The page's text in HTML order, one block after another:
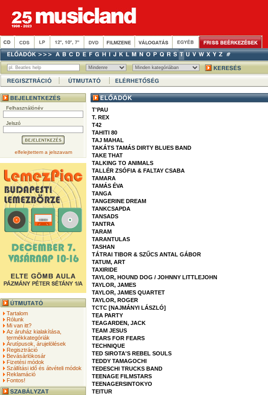
Felhasználónév
Jelszó
elfelejtettem a jelszavam
Tartalom
Rólunk
Mi van itt?
Az áruház kialakítása,
termékkategóriák
Árutípusok, árujelölések
Regisztráció
Bevásárlókosár
Fizetési módok
Szállítási idő és átvételi módok
Reklamáció
Fontos!
T'PAU
T. REX
T42
TAHITI 80
TAJ MAHAL
TAKÁTS TAMÁS DIRTY BLUES BAND
TAKE THAT
TALKING TO ANIMALS
TALLÉR ZSÓFIA & FALTAY CSABA
TAMARA
TAMÁS ÉVA
TANGA
TANGERINE DREAM
TANKCSAPDA
TANSADS
TANTRA
TARAM
TARANTULAS
TASHAN
TÁTRAI TIBOR & SZŰCS ANTAL GÁBOR
TATUM, ART
TAXIRIDE
TAYLOR, HOUND DOG / JOHNNY LITTLEJOHN
TAYLOR, JAMES
TAYLOR, JAMES QUARTET
TAYLOR, ROGER
TCTC [NAJMÁNYI LÁSZLÓ]
TEA PARTY
TEAGARDEN, JACK
TEAM JESUS
TEARS FOR FEARS
TECHNIQUE
TED SIROTA'S REBEL SOULS
TEDDY TAMAGOCHI
TEDESCHI TRUCKS BAND
TEENAGE FILMSTARS
TEENAGERSINTOKYO
TEITUR